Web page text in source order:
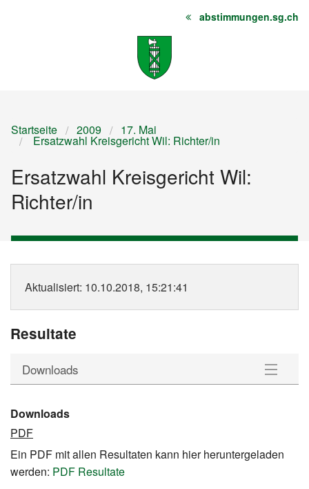
Startseite
Sitemap abstimmungen.sg.ch
Startseite 2009 17. Mai
Ersatzwahl Kreisgericht Wil: Richter/in
Ersatzwahl Kreisgericht Wil:
Richter/in
Aktualisiert: 10.10.2018, 15:21:41
Resultate
Downloads
Downloads
PDF
Ein PDF mit allen Resultaten kann hier heruntergeladen
werden: PDF Resultate